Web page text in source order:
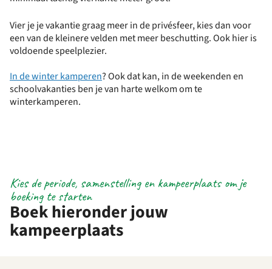
Vier je je vakantie graag meer in de privésfeer, kies dan voor
een van de kleinere velden met meer beschutting. Ook hier is
voldoende speelplezier.
In de winter kamperen? Ook dat kan, in de weekenden en
schoolvakanties ben je van harte welkom om te
winterkamperen.
Boek hieronder jouw
kampeerplaats
Kies de periode, samenstelling en kampeerplaats om je
boeking te starten